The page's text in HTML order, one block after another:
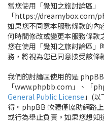
當您使用「覺知之旅討論區
「https://dreamybox.com/
如果您不同意本服務條款的內
何時間修改或變更本服務條款
您在使用「覺知之旅討論區
務，將視為您已同意接受該條
我們的討論區使用的是
「www.phpbb.com」、「
General Public License 」(
得。phpBB 軟體僅協助網路
或行為舉止負責。如果您想知